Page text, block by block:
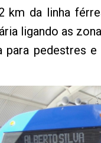
km da linha
ligando as
pedestres